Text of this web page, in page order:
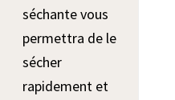
séchante vous
permettra de le
sécher
rapidement et